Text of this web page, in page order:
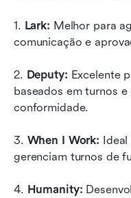
1. Lark: Melhor para
comunicação e
2. Deputy: Excelente
baseados em turnos
conformidade.
3. When I Work: Ideal
gerenciam turnos de
4. Humanity: